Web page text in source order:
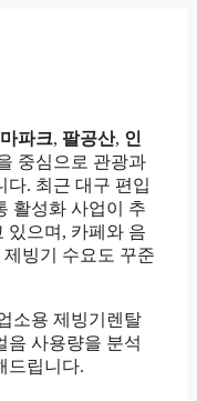
파크, 팔공산, 인
중심으로 관광과
다. 최근 대구 편입
활성화 사업이 추
있으며, 카페와 음
빙기 수요도 꾸준
소용 제빙기렌탈
음 사용량을 분석
드립니다.